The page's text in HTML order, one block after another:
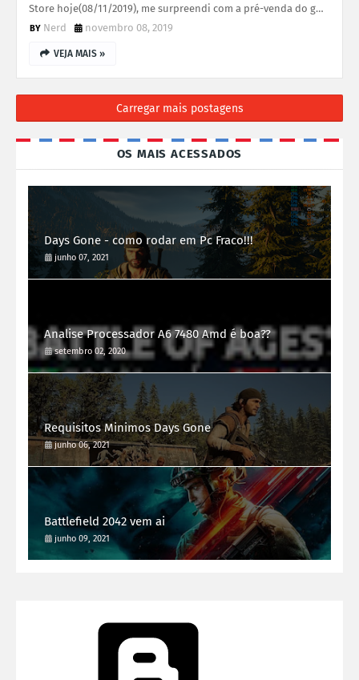
Store hoje(08/11/2019), me surpreendi com a pré-venda do g…
Nerd
novembro 08, 2019
VEJA MAIS »
Carregar mais postagens
OS MAIS ACESSADOS
Days Gone - como rodar em Pc Fraco!!!
junho 07, 2021
Analise Processador A6 7480 Amd é boa??
setembro 02, 2020
Requisitos Minimos Days Gone
junho 06, 2021
Battlefield 2042 vem ai
junho 09, 2021